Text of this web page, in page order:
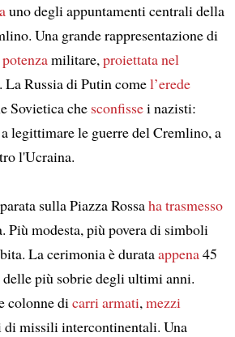
uno degli appuntamenti centrali della
Una grande rappresentazione di
potenzamilitare,proiettata nel
La Russia di Putin comel’erede
Sovietica che sconfissei nazisti:
legittimare le guerre del Cremlino, a
l'Ucraina.
sulla Piazza Rossaha trasmesso
Più modesta, più povera di simboli
La cerimonia è durataappena45
delle più sobrie degli ultimi anni.
colonne dicarri armati,mezzi
missili intercontinentali. Una